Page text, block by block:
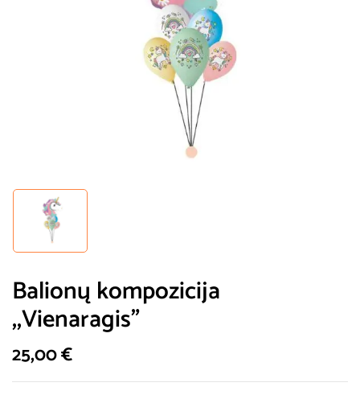
Balionų kompozicija
,,Vienaragis”
25,00€